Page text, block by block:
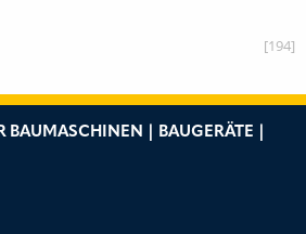
[194]
BAUMASCHINEN | BAUGERÄTE |